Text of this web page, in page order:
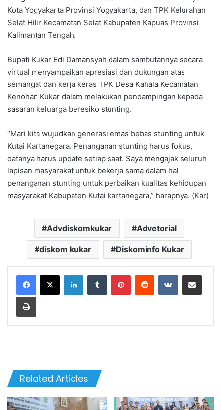
Kota Yogyakarta Provinsi Yogyakarta, dan TPK Kelurahan
Selat Hilir Kecamatan Selat Kabupaten Kapuas Provinsi
Kalimantan Tengah.
Bupati Kukar Edi Damansyah dalam sambutannya secara
virtual menyampaikan apresiasi dan dukungan atas
semangat dan kerja keras TPK Desa Kahala Kecamatan
Kenohan Kukar dalam melakukan pendampingan kepada
sasaran keluarga beresiko stunting.
“Mari kita wujudkan generasi emas bebas stunting untuk
Kutai Kartanegara. Penanganan stunting harus fokus,
datanya harus update setiap saat. Saya mengajak seluruh
lapisan masyarakat untuk bekerja sama dalam hal
penanganan stunting untuk perbaikan kualitas kehidupan
masyarakat Kabupaten Kutai kartanegara,” harapnya. (Kar)
Advdiskomkukar Advetorial
diskom kukar Diskominfo Kukar
LinkedInTumblr PinterestReddit VKontakteShare via Email
Print
Related Articles